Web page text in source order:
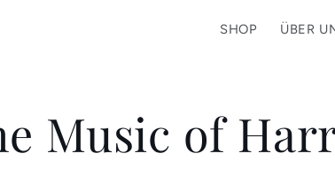
SHOP ÜBER
Music of